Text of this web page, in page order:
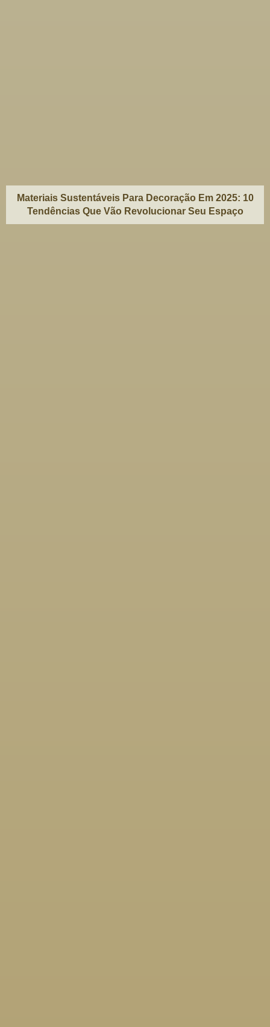
Materiais Sustentáveis Para Decoração Em 2025: 10
Tendências Que Vão Revolucionar Seu Espaço